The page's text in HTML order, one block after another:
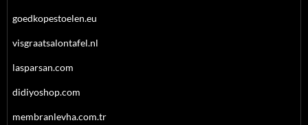
goedkopestoelen.eu
visgraatsalontafel.nl
lasparsan.com
didiyoshop.com
membranlevha.com.tr